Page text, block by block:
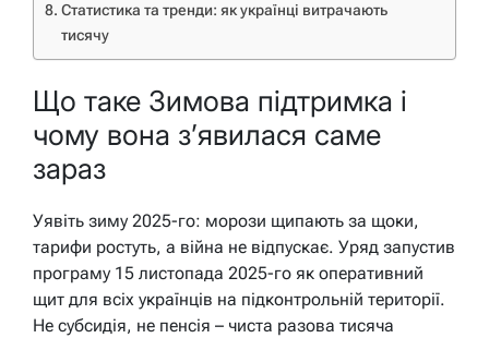
Статистика та тренди: як українці витрачають
тисячу
Що таке Зимова підтримка і
чому вона з’явилася саме
зараз
Уявіть зиму 2025-го: морози щипають за щоки,
тарифи ростуть, а війна не відпускає. Уряд запустив
програму 15 листопада 2025-го як оперативний
щит для всіх українців на підконтрольній території.
Не субсидія, не пенсія – чиста разова тисяча